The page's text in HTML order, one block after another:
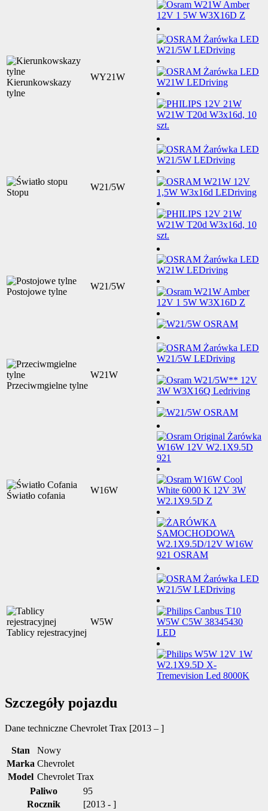
Kierunkowskazy
tylne
WY21W
Stopu
W21/5W
Postojowe tylne
W21/5W
Przeciwmgielne tylne
W21W
Światło cofania
W16W
Tablicy rejestracyjnej
W5W
Szczegóły pojazdu
Dane techniczne Chevrolet Trax [2013 – ]
Stan
Nowy
Marka Chevrolet
Model Chevrolet Trax
Paliwo
95
Rocznik
[2013 - ]